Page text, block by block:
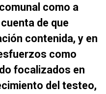
como a
de que
contenida, y en
como
focalizados en
del testeo,